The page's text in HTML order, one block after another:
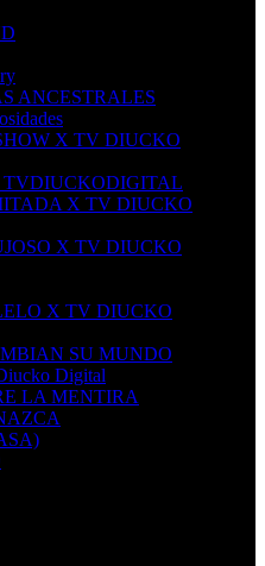
ANCESTRALES
X TV DIUCKO
TVDIUCKODIGITAL
X TV DIUCKO
X TV DIUCKO
X TV DIUCKO
SU MUNDO
Digital
LA MENTIRA